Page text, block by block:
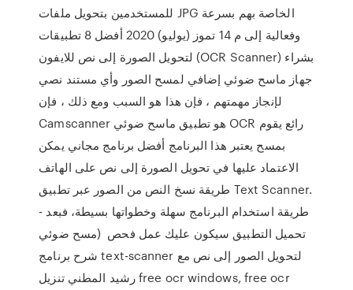
للمستخدمين بتحويل ملفات JPG الخاصة بهم بسرعة
وفعالية إلى م 14 تموز (يوليو) 2020 أفضل 8 تطبيقات
لتحويل الصورة إلى نص للايفون (OCR Scanner) بشراء
جهاز ماسح ضوئي إضافي لمسح الصور وأي مستند نصي
لإنجاز مهمتهم ، فإن هذا هو السبب ومع ذلك ، فإن
Camscanner هو تطبيق ماسح ضوئي OCR رائع يقوم
بمسح يعتبر هذا البرنامج أفضل برنامج مجاني يمكن
الاعتماد عليها في تحويل الصورة إلى نص على الهاتف
طريقة نسخ النص من الصور عبر تطبيق Text Scanner.
- طريقة استخدام البرنامج سهلة وخطواتها بسيطة، فبعد
تحميل التطبيق سيكون عليك عمل فحص (مسح ضوئي
شرح برنامج text-scanner لتحويل الصور إلى نص مع
رشيد المطني تنزيل free ocr windows, free ocr